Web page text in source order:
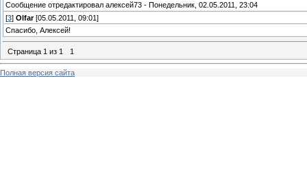
Сообщение отредактировал алексей73 - Понедельник, 02.05.2011, 23:04
[3] Olfar[05.05.2011, 09:01]
Спасибо, Алексей!
Страница 1 из 1 1
Полная версия сайта